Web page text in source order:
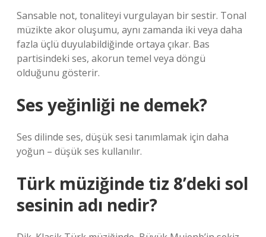
Sansable not, tonaliteyi vurgulayan bir sestir. Tonal
müzikte akor oluşumu, aynı zamanda iki veya daha
fazla üçlü duyulabildiğinde ortaya çıkar. Bas
partisindeki ses, akorun temel veya döngü
olduğunu gösterir.
Ses yeğinliği ne demek?
Ses dilinde ses, düşük sesi tanımlamak için daha
yoğun – düşük ses kullanılır.
Türk müziğinde tiz 8’deki sol
sesinin adı nedir?